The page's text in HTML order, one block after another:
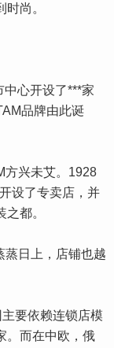
尚。
心开设了***家
品牌由此诞
方兴未艾。1928
设了专卖店，并
都。
蒸日上，店铺也越
要依赖连锁店模
。而在中欧，俄